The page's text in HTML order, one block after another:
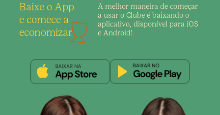
Baixe o App
e comece a
economizar
A melhor maneira de começar
a usar o Clube é baixando o
aplicativo, disponível para iOS
e Android!